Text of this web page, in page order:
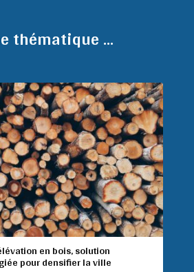
thématique ...
en bois, solution
pour densifier la ville